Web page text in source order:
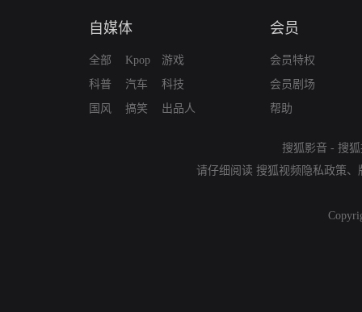
自媒体
全部
科普
国风
Kpop
汽车
搞笑
游戏
科技
出品人
会员
会员特权
会员剧场
帮助
搜狐影音 - 搜
请仔细阅读 搜狐视频隐私政策、